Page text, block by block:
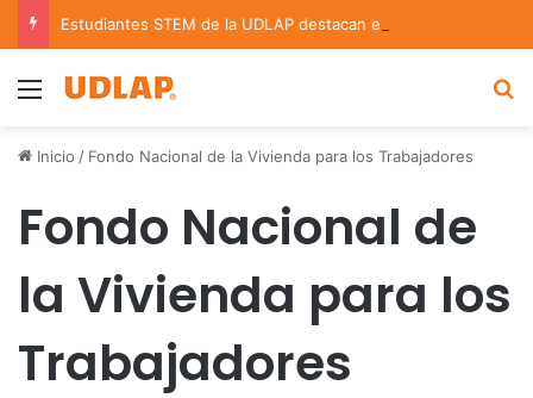
Menu
Inicio / Fondo Nacional de la Vivienda para los Trabajadores
Fondo Nacional de
la Vivienda para los
Trabajadores